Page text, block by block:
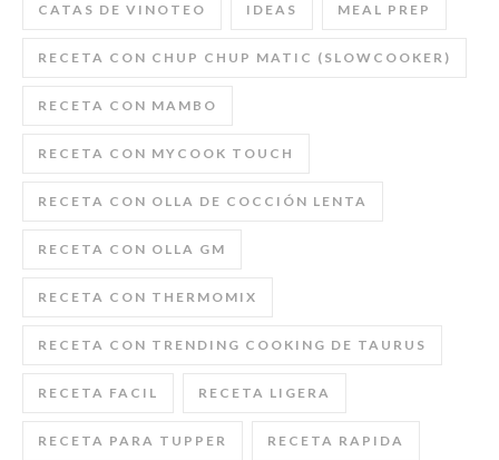
CATAS DE VINOTEO IDEAS MEAL PREP
RECETA CON CHUP CHUP MATIC (SLOWCOOKER)
RECETA CON MAMBO
RECETA CON MYCOOK TOUCH
RECETA CON OLLA DE COCCIÓN LENTA
RECETA CON OLLA GM
RECETA CON THERMOMIX
RECETA CON TRENDING COOKING DE TAURUS
RECETA FACIL RECETA LIGERA
RECETA PARA TUPPER RECETA RAPIDA